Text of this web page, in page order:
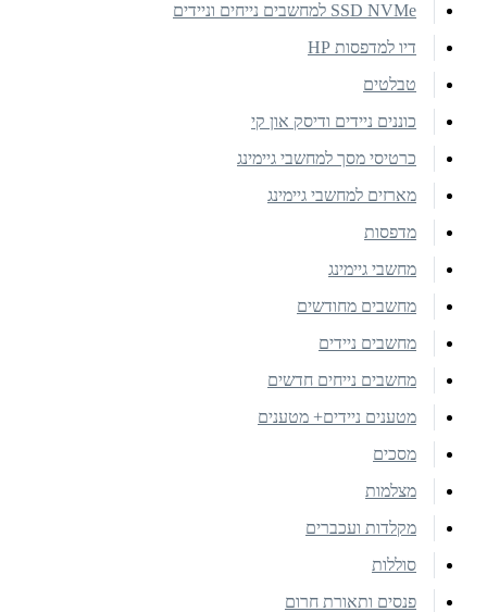
SSD NVMe למחשבים נייחים וניידים
דיו למדפסות HP
טבלטים
כוננים ניידים ודיסק און קי
כרטיסי מסך למחשבי גיימינג
מארזים למחשבי גיימינג
מדפסות
מחשבי גיימינג
מחשבים מחודשים
מחשבים ניידים
מחשבים נייחים חדשים
מטענים ניידים+ מטענים
מסכים
מצלמות
מקלדות ועכברים
סוללות
פנסים ותאורת חרום